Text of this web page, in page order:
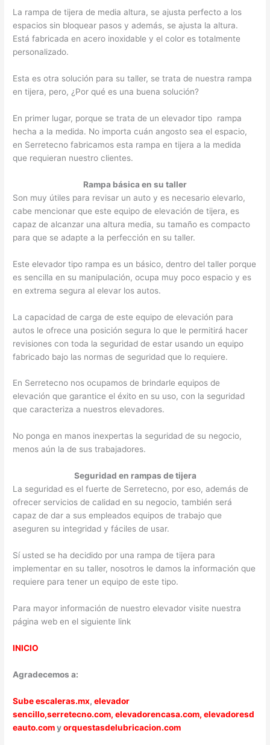
La rampa de tijera de media altura, se ajusta perfecto a los
espacios sin bloquear pasos y además, se ajusta la altura.
Está fabricada en acero inoxidable y el color es totalmente
personalizado.
Esta es otra solución para su taller, se trata de nuestra rampa
en tijera, pero, ¿Por qué es una buena solución?
En primer lugar, porque se trata de un elevador tipo rampa
hecha a la medida. No importa cuán angosto sea el espacio,
en Serretecno fabricamos esta rampa en tijera a la medida
que requieran nuestro clientes.
Rampa básica en su taller
Son muy útiles para revisar un auto y es necesario elevarlo,
cabe mencionar que este equipo de elevación de tijera, es
capaz de alcanzar una altura media, su tamaño es compacto
para que se adapte a la perfección en su taller.
Este elevador tipo rampa es un básico, dentro del taller porque
es sencilla en su manipulación, ocupa muy poco espacio y es
en extrema segura al elevar los autos.
La capacidad de carga de este equipo de elevación para
autos le ofrece una posición segura lo que le permitirá hacer
revisiones con toda la seguridad de estar usando un equipo
fabricado bajo las normas de seguridad que lo requiere.
En Serretecno nos ocupamos de brindarle equipos de
elevación que garantice el éxito en su uso, con la seguridad
que caracteriza a nuestros elevadores.
No ponga en manos inexpertas la seguridad de su negocio,
menos aún la de sus trabajadores.
Seguridad en rampas de tijera
La seguridad es el fuerte de Serretecno, por eso, además de
ofrecer servicios de calidad en su negocio, también será
capaz de dar a sus empleados equipos de trabajo que
aseguren su integridad y fáciles de usar.
Sí usted se ha decidido por una rampa de tijera para
implementar en su taller, nosotros le damos la información que
requiere para tener un equipo de este tipo.
Para mayor información de nuestro elevador visite nuestra
página web en el siguiente link
INICIO
Agradecemos a:
Sube escaleras.mx,elevador
sencillo,serretecno.com, elevadorencasa.com, elevadoresd
eauto.comyorquestasdelubricacion.com